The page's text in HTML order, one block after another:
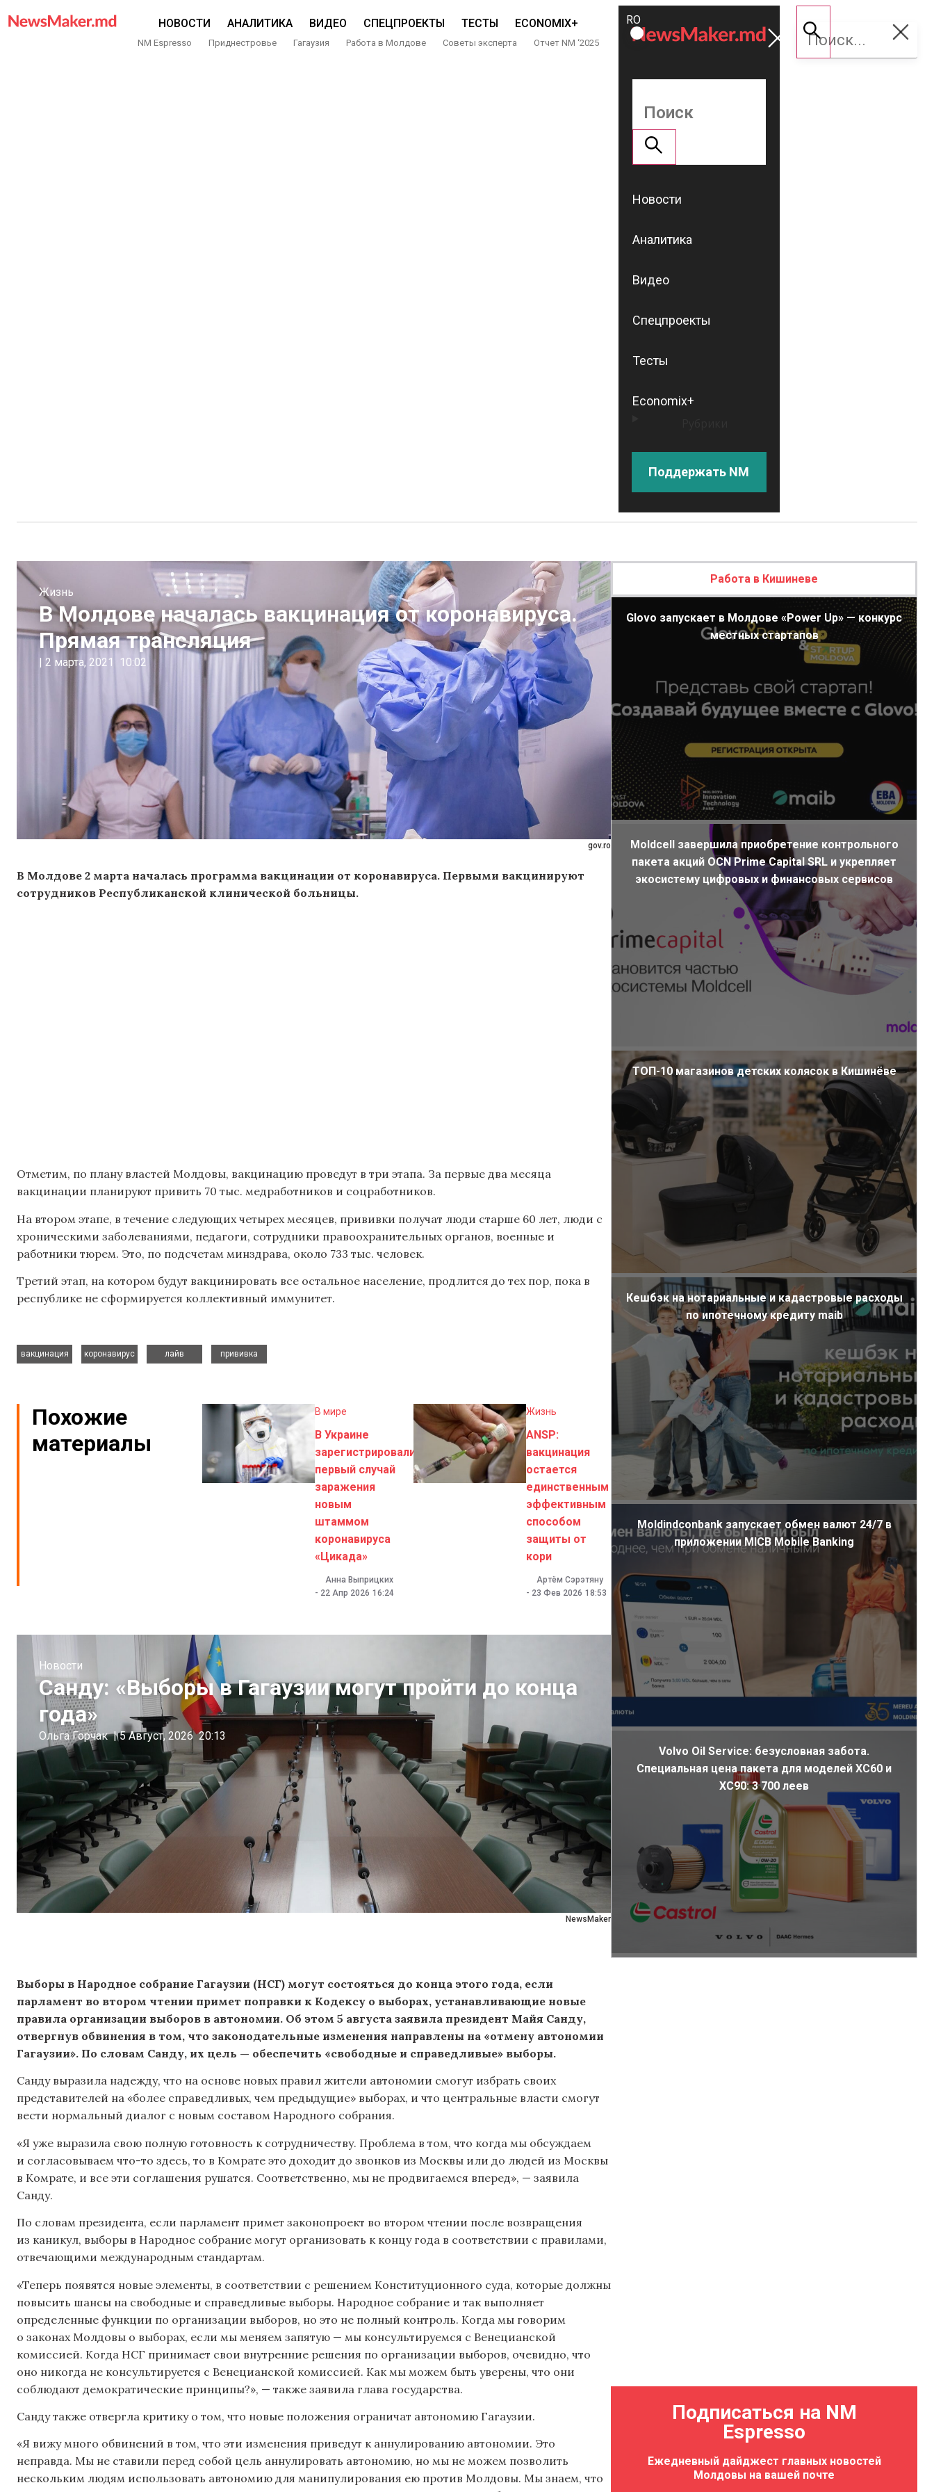
НОВОСТИ АНАЛИТИКА ВИДЕО СПЕЦПРОЕКТЫ ТЕСТЫ ECONOMIX+
NM Espresso Приднестровье Гагаузия Работа в Молдове Советы эксперта Отчет NM ‘2025
ROMÂNĂ
RU
Поддержать
NM
Новости
Аналитика
Видео
Спецпроекты
Тесты
Economix+
Поддержать NM
gov.ro
Жизнь
В Молдове началась вакцинация от коронавируса.
Прямая трансляция
| 2 марта, 2021 10:02
В Молдове 2 марта началась программа вакцинации от коронавируса. Первыми вакцинируют
сотрудников Республиканской клинической больницы.
Отметим, по плану властей Молдовы, вакцинацию проведут в три этапа. За первые два месяца
вакцинации планируют привить 70 тыс. медработников и соцработников.
На втором этапе, в течение следующих четырех месяцев, прививки получат люди старше 60 лет, люди с
хроническими заболеваниями, педагоги, сотрудники правоохранительных органов, военные и
работники тюрем. Это, по подсчетам минздрава, около 733 тыс. человек.
Третий этап, на котором будут вакцинировать все остальное население, продлится до тех пор, пока в
республике не сформируется коллективный иммунитет.
вакцинация
коронавирус
лайв
прививка
Похожие
материалы
В мире
В Украине
зарегистрировали
первый случай
заражения
новым
штаммом
коронавируса
«Цикада»
Анна Выприцких
- 22 Апр 2026 16:24
Жизнь
ANSP:
вакцинация
остается
единственным
эффективным
способом
защиты от
кори
Артём Сэрэтяну
- 23 Фев 2026 18:53
NewsMaker
Новости
Санду: «Выборы в Гагаузии могут пройти до конца
года»
Ольга Горчак | 5 Август, 2026 20:13
Выборы в Народное собрание Гагаузии (НСГ) могут состояться до конца этого года, если
парламент во втором чтении примет поправки к Кодексу о выборах, устанавливающие новые
правила организации выборов в автономии. Об этом 5 августа заявила президент Майя Санду,
отвергнув обвинения в том, что законодательные изменения направлены на «отмену автономии
Гагаузии». По словам Санду, их цель — обеспечить «свободные и справедливые» выборы.
Санду выразила надежду, что на основе новых правил жители автономии смогут избрать своих
представителей на «более справедливых, чем предыдущие» выборах, и что центральные власти смогут
вести нормальный диалог с новым составом Народного собрания.
«Я уже выразила свою полную готовность к сотрудничеству. Проблема в том, что когда мы обсуждаем
и согласовываем что-то здесь, то в Комрате это доходит до звонков из Москвы или до людей из Москвы
в Комрате, и все эти соглашения рушатся. Соответственно, мы не продвигаемся вперед», — заявила
Санду.
По словам президента, если парламент примет законопроект во втором чтении после возвращения
из каникул, выборы в Народное собрание могут организовать к концу года в соответствии с правилами,
отвечающими международным стандартам.
«Теперь появятся новые элементы, в соответствии с решением Конституционного суда, которые должны
повысить шансы на свободные и справедливые выборы. Народное собрание и так выполняет
определенные функции по организации выборов, но это не полный контроль. Когда мы говорим
о законах Молдовы о выборах, если мы меняем запятую — мы консультируемся с Венецианской
комиссией. Когда НСГ принимает свои внутренние решения по организации выборов, очевидно, что
оно никогда не консультируется с Венецианской комиссией. Как мы можем быть уверены, что они
соблюдают демократические принципы?», — также заявила глава государства.
Санду также отвергла критику о том, что новые положения ограничат автономию Гагаузии.
«Я вижу много обвинений в том, что эти изменения приведут к аннулированию автономии. Это
неправда. Мы не ставили перед собой цель аннулировать автономию, но мы не можем позволить
нескольким людям использовать автономию для манипулирования ею против Молдовы. Мы знаем, что
Работа в Кишиневе
Glovo запускает в Молдове «Power Up» — конкурс
местных стартапов
Moldcell завершила приобретение контрольного
пакета акций OCN Prime Capital SRL и укрепляет
экосистему цифровых и финансовых сервисов
ТОП-10 магазинов детских колясок в Кишинёве
Кешбэк на нотариальные и кадастровые расходы
по ипотечному кредиту maib
Moldindconbank запускает обмен валют 24/7 в
приложении MICB Mobile Banking
Volvo Oil Service: безусловная забота.
Специальная цена пакета для моделей XC60 и
XC90: 3 700 леев
Подписаться на NM
Espresso
Ежедневный дайджест главных новостей
Молдовы на вашей почте